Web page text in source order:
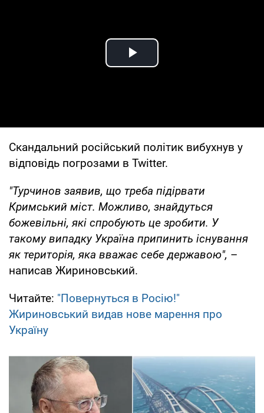
Play Video
Скандальний російський політик вибухнув у
відповідь погрозами в Twitter.
"Турчинов заявив, що треба підірвати
Кримський міст. Можливо, знайдуться
божевільні, які спробують це зробити. У
такому випадку Україна припинить існування
як територія, яка вважає себе державою", –
написав Жириновський.
Читайте: "Повернуться в Росію!"
Жириновський видав нове марення про
Україну